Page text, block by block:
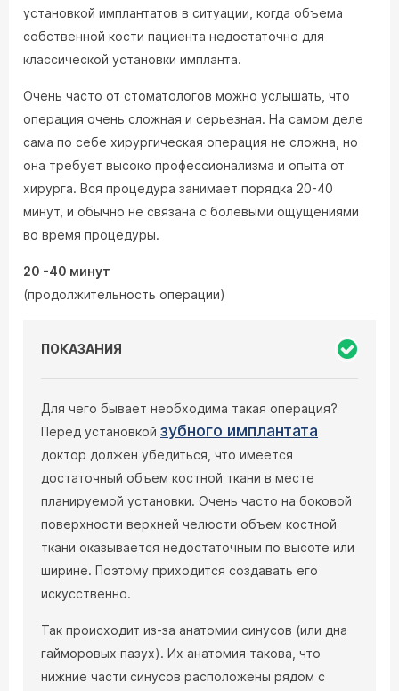
установкой имплантатов в ситуации, когда объема
собственной кости пациента недостаточно для
классической установки импланта.
Очень часто от стоматологов можно услышать, что
операция очень сложная и серьезная. На самом деле
сама по себе хирургическая операция не сложна, но
она требует высоко профессионализма и опыта от
хирурга. Вся процедура занимает порядка 20-40
минут, и обычно не связана с болевыми ощущениями
во время процедуры.
20 -40 минут
(продолжительность операции)
ПОКАЗАНИЯ
Для чего бывает необходима такая операция?
Перед установкой зубного имплантата
доктор должен убедиться, что имеется
достаточный объем костной ткани в месте
планируемой установки. Очень часто на боковой
поверхности верхней челюсти объем костной
ткани оказывается недостаточным по высоте или
ширине. Поэтому приходится создавать его
искусственно.
Так происходит из-за анатомии синусов (или дна
гайморовых пазух). Их анатомия такова, что
нижние части синусов расположены рядом с